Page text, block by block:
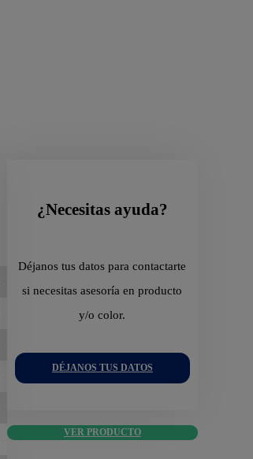
¿Necesitas ayuda?
Déjanos tus datos para contactarte
si necesitas asesoría en producto
y/o color.
DÉJANOS TUS DATOS
VER PRODUCTO